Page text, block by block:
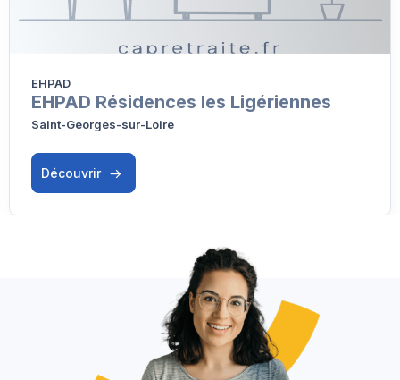
EHPAD
EHPAD Résidences les Ligériennes
Saint-Georges-sur-Loire
Découvrir